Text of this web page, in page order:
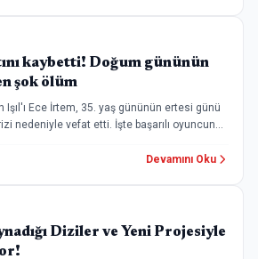
kaybetti! Doğum gününün
şok ölüm
Işıl'ı Ece İrtem, 35. yaş gününün ertesi günü
nedeniyle vefat etti. İşte başarılı oyuncunun
Devamını Oku
Diziler ve Yeni Projesiyle